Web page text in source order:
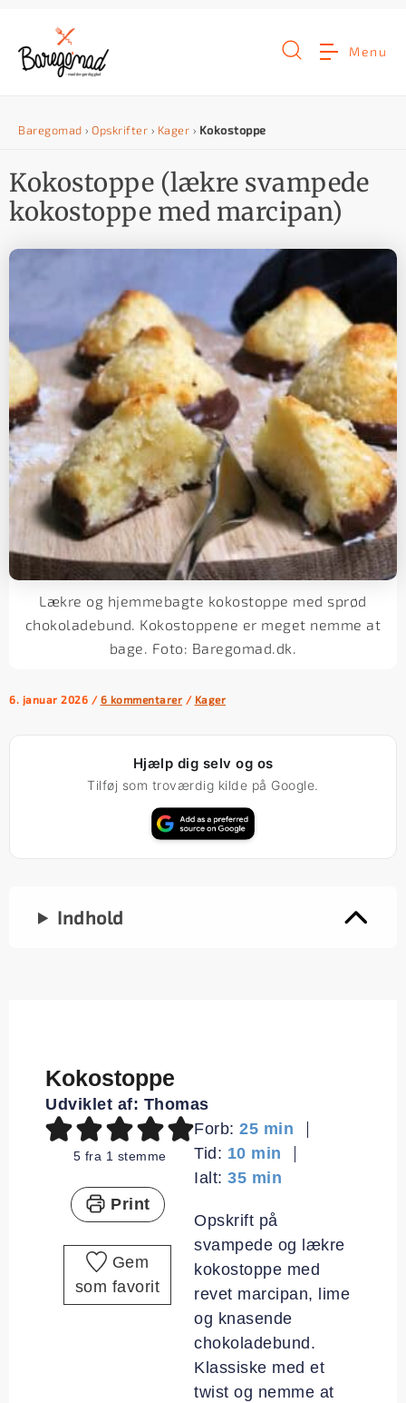
n
h
d
Menu
Baregomad › Opskrifter › Kager › Kokostoppe
Kokostoppe (lækre svampede
kokostoppe med marcipan)
Lækre og hjemmebagte kokostoppe med sprød
chokoladebund. Kokostoppene er meget nemme at
bage. Foto: Baregomad.dk.
6. januar 2026 / 6 kommentarer / Kager
Hjælp dig selv og os
Tilføj som troværdig kilde på Google.
Indhold
Kokostoppe
Udviklet af: Thomas
5 fra 1 stemme
Print
Gem
som favorit
Forb:25minutter
min
Tid: 10minutter
min
Ialt:35minutter
min
Opskrift på
svampede og lækre
kokostoppe med
revet marcipan, lime
og knasende
chokoladebund.
Klassiske med et
twist og nemme at